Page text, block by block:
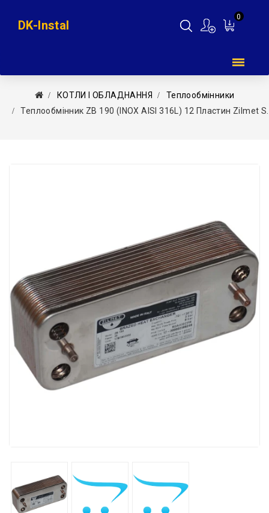
0
DK-Instal
КОТЛИ І ОБЛАДНАННЯ
Теплообмінники
Теплообмінник ZB 190 (INOX AISI 316L) 12 Пластин Zilmet